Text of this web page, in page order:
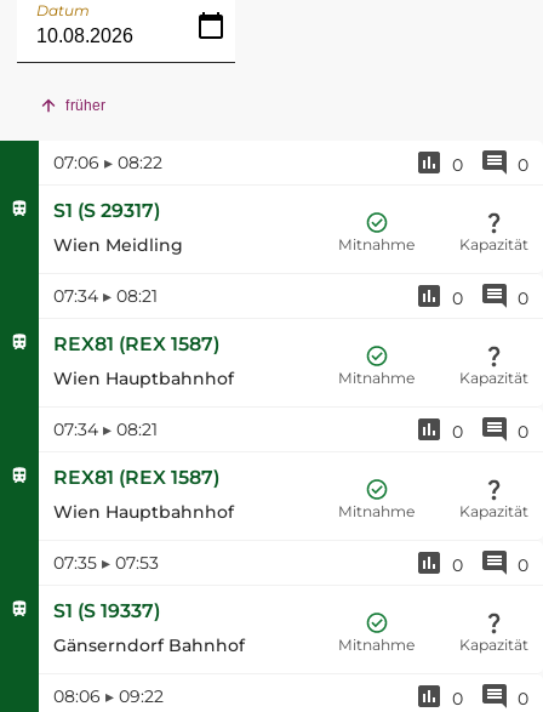
Datum
früher
07:06 ▸ 08:22 0 0
S1 (S 29317)
Wien Meidling Mitnahme Kapazität
07:34 ▸ 08:21 0 0
REX81 (REX 1587)
Wien Hauptbahnhof Mitnahme Kapazität
07:34 ▸ 08:21 0 0
REX81 (REX 1587)
Wien Hauptbahnhof Mitnahme Kapazität
07:35 ▸ 07:53 0 0
S1 (S 19337)
Gänserndorf Bahnhof Mitnahme Kapazität
08:06 ▸ 09:22 0 0